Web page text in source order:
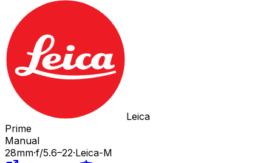
Leica
Prime
Manual
28mm·f/5.6–22·Leica-M